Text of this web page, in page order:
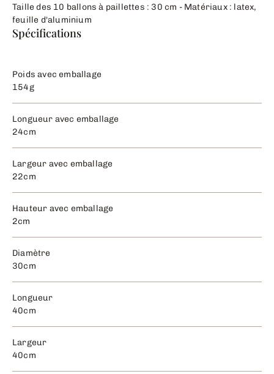
Taille des 10 ballons à paillettes : 30 cm - Matériaux : latex,
feuille d'aluminium
Spécifications
Poids avec emballage
154g
Longueur avec emballage
24cm
Largeur avec emballage
22cm
Hauteur avec emballage
2cm
Diamètre
30cm
Longueur
40cm
Largeur
40cm